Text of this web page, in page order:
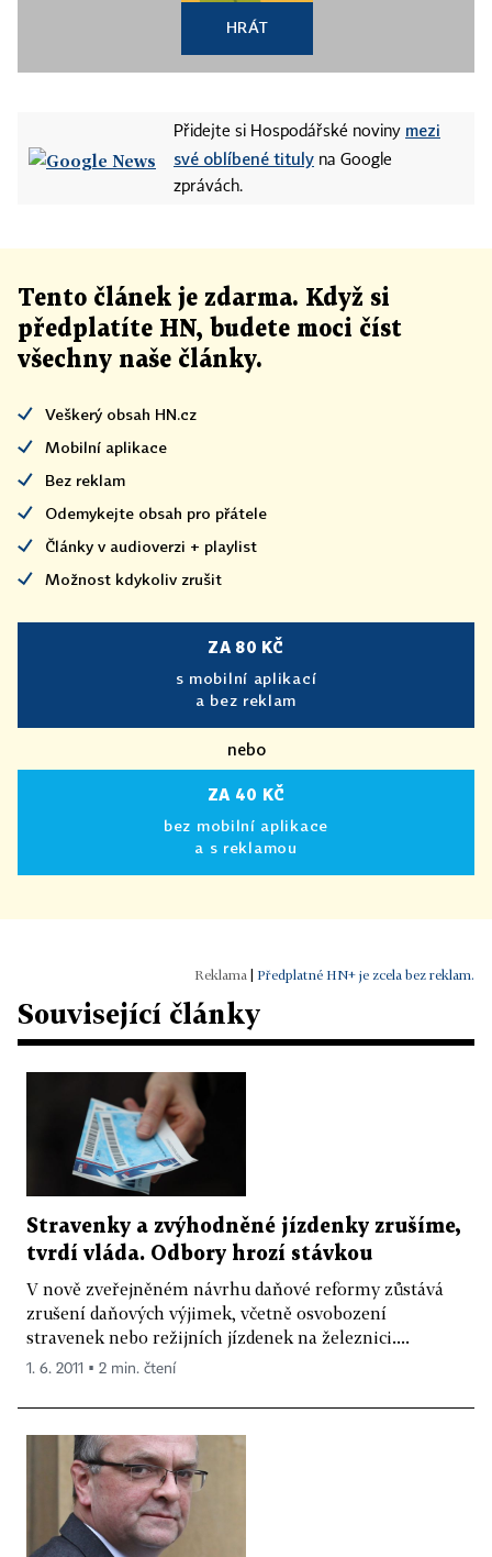
HRÁT
Přidejte si Hospodářské noviny mezi
své oblíbené tituly na Google
zprávách.
Tento článek je zdarma. Když si
předplatíte HN, budete moci číst
všechny naše články.
Veškerý obsah HN.cz
Mobilní aplikace
Bez reklam
Odemykejte obsah pro přátele
Články v audioverzi + playlist
Možnost kdykoliv zrušit
ZA 80 KČ
s mobilní aplikací
a bez reklam
nebo
ZA 40 KČ
bez mobilní aplikace
a s reklamou
Předplatné HN+ je zcela bez reklam.
Související články
Stravenky a zvýhodněné jízdenky zrušíme,
tvrdí vláda. Odbory hrozí stávkou
V nově zveřejněném návrhu daňové reformy zůstává
zrušení daňových výjimek, včetně osvobození
stravenek nebo režijních jízdenek na železnici....
1. 6. 2011 ▪ 2 min. čtení